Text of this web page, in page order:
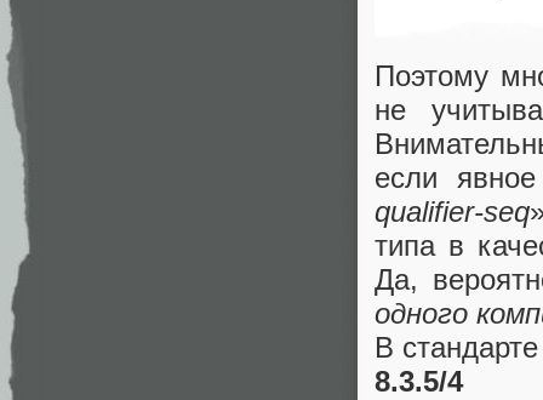
Поэтому
не
если
qualifier-seq
типа в
Да,
одного
В
8.3.5/4